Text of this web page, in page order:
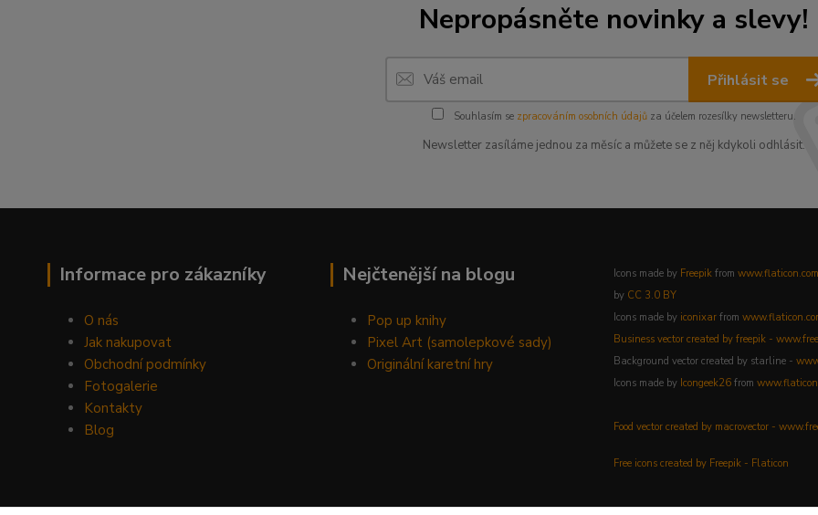
Nepropásněte novinky a slevy!
Přihlásit se
Souhlasím se zpracováním osobních údajůza účelem rozesílky newsletteru.
Newsletter zasíláme jednou za měsíc a můžete se z něj kdykoli odhlásit.
Informace pro zákazníky
O nás
Jak nakupovat
Obchodní podmínky
Fotogalerie
Kontakty
Blog
Nejčtenější na blogu
Pop up knihy
Pixel Art (samolepkové sady)
Originální karetní hry
Icons made by Freepik from www.flaticon.com
by CC 3.0 BY
Icons made by iconixar from
Business vector created by freepik -
Background vector created by starline -
Icons made by Icongeek26 from
Food vector created by macrovector -
Free icons created by Freepik - Flaticon